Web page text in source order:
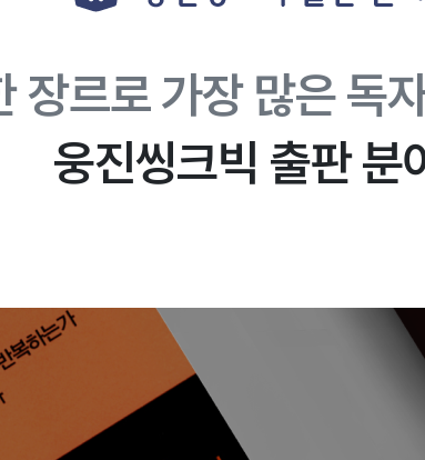
장르로가장 많은 독
웅진씽크빅 출판 분